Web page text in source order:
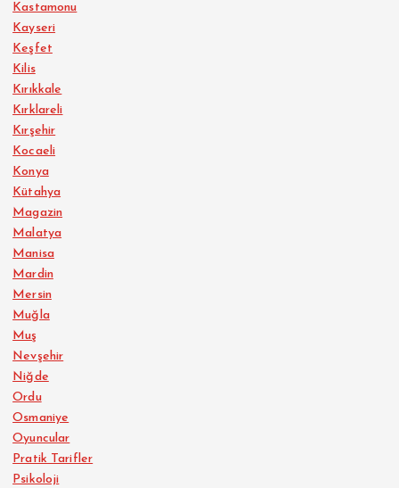
Kastamonu
Kayseri
Keşfet
Kilis
Kırıkkale
Kırklareli
Kırşehir
Kocaeli
Konya
Kütahya
Magazin
Malatya
Manisa
Mardin
Mersin
Muğla
Muş
Nevşehir
Niğde
Ordu
Osmaniye
Oyuncular
Pratik Tarifler
Psikoloji